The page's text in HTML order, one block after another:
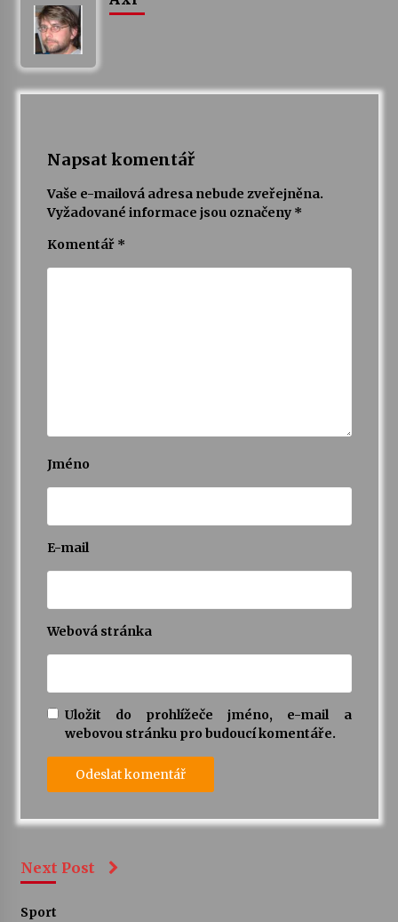
Napsat komentář
Vaše e-mailová adresa nebude zveřejněna.
Vyžadované informace jsou označeny *
Komentář *
Jméno
E-mail
Webová stránka
Uložit do prohlížeče jméno, e-mail a
webovou stránku pro budoucí komentáře.
Next Post
Sport